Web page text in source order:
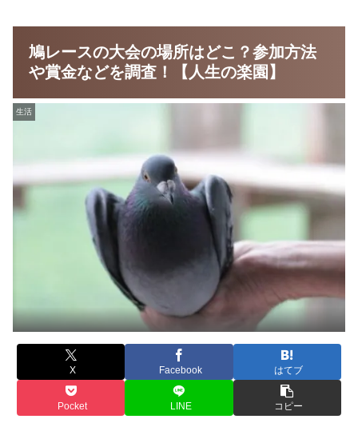
鳩レースの大会の場所はどこ？参加方法
や賞金などを調査！【人生の楽園】
生活
X Facebook はてブ
Pocket LINE コピー